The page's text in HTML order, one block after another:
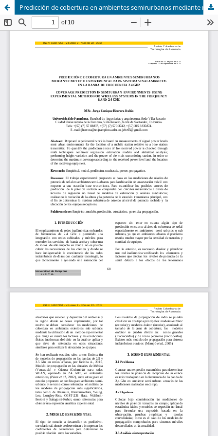
Predicción de cobertura en ambientes semirurbanos mediante método experimental para sistemas inalámbricos en la banda de frecuencia 2.4 GHz